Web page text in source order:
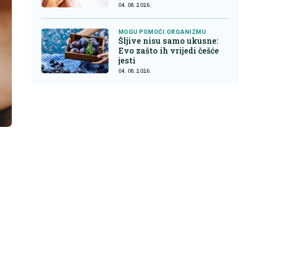
04. 08. 2026.
MOGU POMOĆI ORGANIZMU
Šljive nisu samo ukusne:
Evo zašto ih vrijedi češće
jesti
04. 08. 2026.